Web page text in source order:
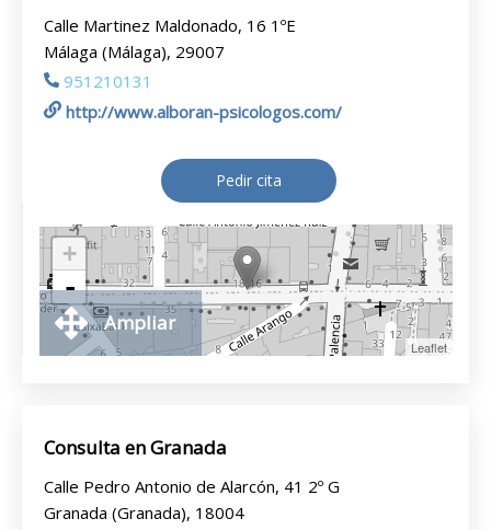
Calle Martinez Maldonado, 16 1ºE
Málaga (Málaga), 29007
951210131
http://www.alboran-psicologos.com/
Pedir cita
+
-
Leaflet
Ampliar
Consulta en Granada
Calle Pedro Antonio de Alarcón, 41 2º G
Granada (Granada), 18004